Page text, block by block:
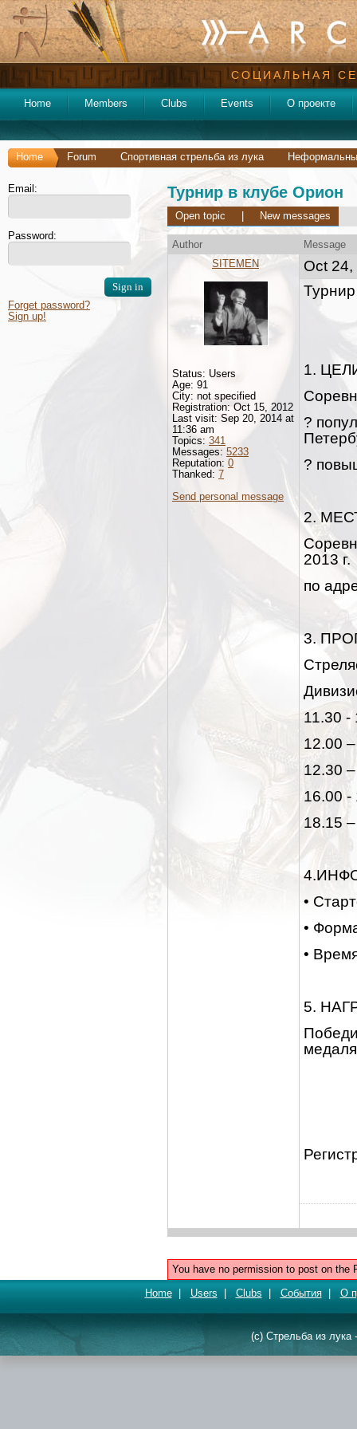
СОЦИАЛЬНАЯ
Home Members Clubs Events О проекте
Home Forum Спортивная стрельба из лука
Email:
Password:
Forget password?
Sign up!
Турнир в клубе Орион
Open topic New messages
Author Message
Oct
1.
?
?
2.
2013 г.
по
3.
11.30 -
12.00
12.30
16.00
18.15
•
•
•
5.
SITEMEN
Status: Users
Age: 91
City: not specified
Registration: Oct 15, 2012
Last visit: Sep 20, 2014 at
11:36 am
Topics: 341
Messages: 5233
Reputation: 0
Thanked: 7
Send personal message
You have no permission to post on the
Home| Users Clubs События| О
(c) Стрельба из лука